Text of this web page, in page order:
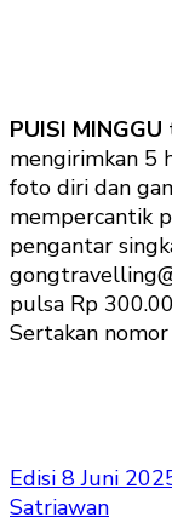
PUISI MINGGU
mengirimkan 5
foto diri dan
mempercantik
pengantar
pulsa Rp
Sertakan
Edisi 8 Juni
Satriawan